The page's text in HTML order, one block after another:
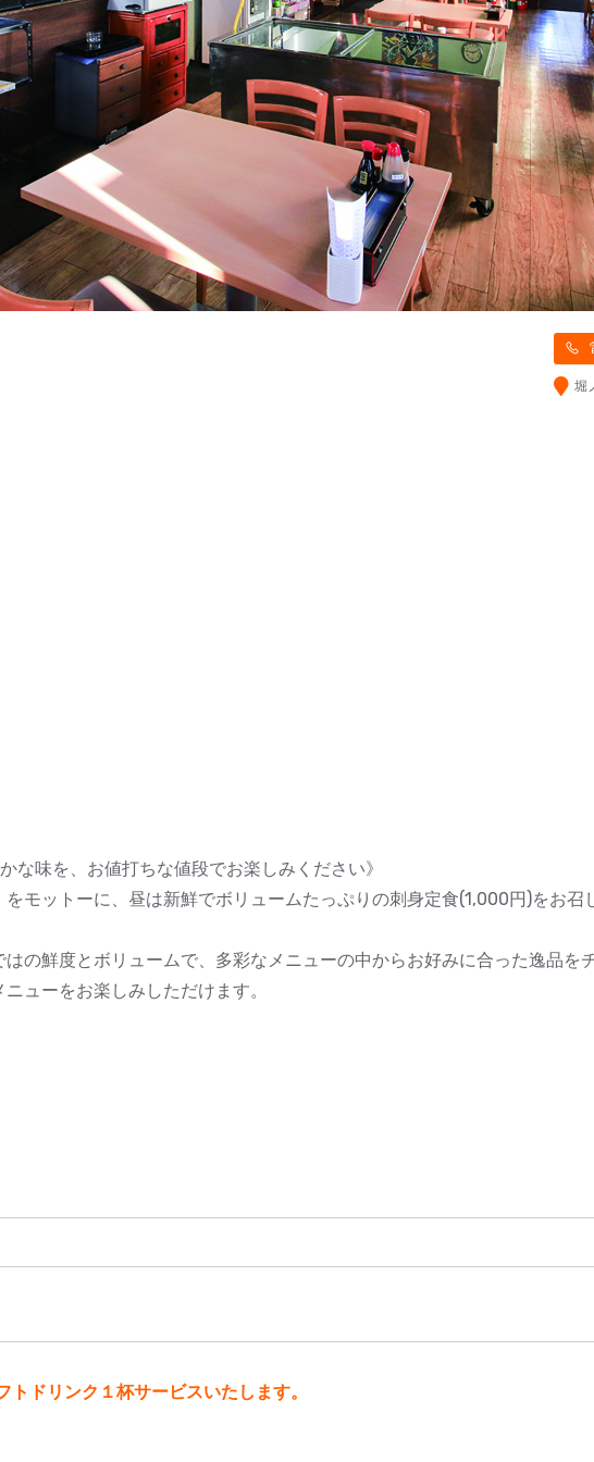
堀
な味を、お値打ちな値段でお楽しみください》
をモットーに、昼は新鮮でボリュームたっぷりの刺身定食(1,000円)をお召
の鮮度とボリュームで、多彩なメニューの中からお好みに合った逸品を
ューをお楽しみしただけます。
ドリンク１杯サービスいたします。